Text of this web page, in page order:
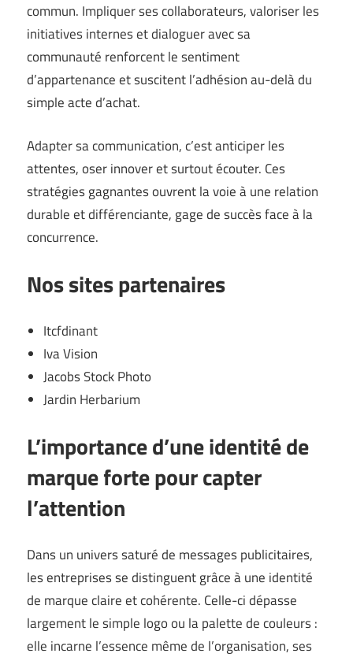
commun. Impliquer ses collaborateurs, valoriser les
initiatives internes et dialoguer avec sa
communauté renforcent le sentiment
d’appartenance et suscitent l’adhésion au-delà du
simple acte d’achat.
Adapter sa communication, c’est anticiper les
attentes, oser innover et surtout écouter. Ces
stratégies gagnantes ouvrent la voie à une relation
durable et différenciante, gage de succès face à la
concurrence.
Nos sites partenaires
Itcfdinant
Iva Vision
Jacobs Stock Photo
Jardin Herbarium
L’importance d’une identité de
marque forte pour capter
l’attention
Dans un univers saturé de messages publicitaires,
les entreprises se distinguent grâce à une identité
de marque claire et cohérente. Celle-ci dépasse
largement le simple logo ou la palette de couleurs :
elle incarne l’essence même de l’organisation, ses